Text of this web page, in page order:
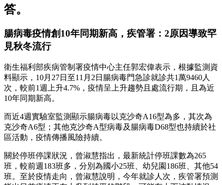
答。
腸病毒疫情創10年同期新高，疾管署：2原因導致罕
見秋冬流行
衛生福利部疾病管制署疫情中心主任郭宏偉表示，根據監測資
料顯示，10月27日至11月2日腸病毒門急診就診共1萬9460人
次，較前1週上升4.7%，疫情呈上升趨勢且處流行期，且為近
10年同期新高。
而近4週實驗室監測顯示腸病毒以克沙奇A16型為多，其次為
克沙奇A6型；其他克沙奇A型病毒及腸病毒D68型也持續於社
區活動，疫情傳播風險持續。
關於停班停課狀況，曾淑慧指出，最新統計停班課數為265
班，較前週183班多，分別為國小25班、幼兒園186班、其他54
班。至於疫情走向，曾淑慧說明，今年就診人次，疾管署預測